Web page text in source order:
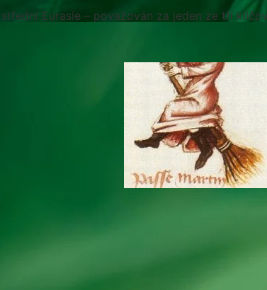
Eurasie – považován za jeden ze tří